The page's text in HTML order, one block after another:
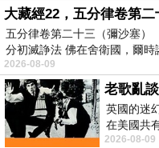
茹絲葵-5
最近大直美麗華周遭
過有兩棟大樓就包
石料理、新台菜餐
有「全台最難訂位
大藏經22，五分律卷第二
五分律卷第二十三（彌沙塞
分初滅諍法 佛在舍衛國，爾時
2026-08-09
老歌亂
英國的迷
在美國共
No》即為
2026-08-09